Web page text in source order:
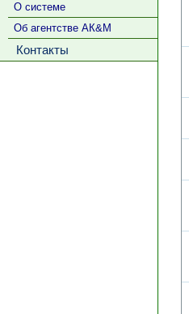
О системе
Об агентстве АК&М
Контакты